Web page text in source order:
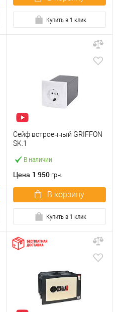
Купить в 1 клик
В наличии
Сейф встроенный GRIFFON
SK.1
Цена 1 950 грн.
В корзину
Купить в 1 клик